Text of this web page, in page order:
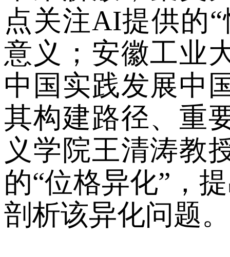
点关注AI提供的“
意义； 安徽工业
中国实践发展中
其构建路径、重
义学院王清涛教
的“位格异化” ，
剖析该异化问题。